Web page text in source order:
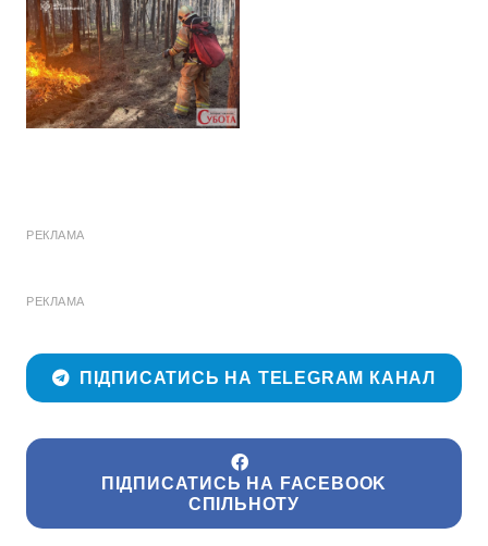
РЕКЛАМА
РЕКЛАМА
ПІДПИСАТИСЬ НА TELEGRAM КАНАЛ
ПІДПИСАТИСЬ НА FACEBOOK
СПІЛЬНОТУ